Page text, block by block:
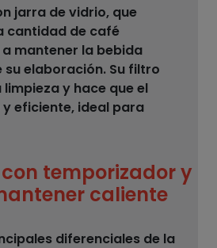
jarra de vidrio, que
cantidad de café
mantener la bebida
su elaboración. Su filtro
y hace que el
eficiente, ideal para
temporizador y
caliente
diferenciales de la